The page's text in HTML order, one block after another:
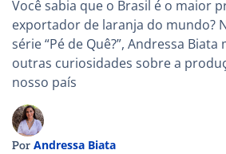
Você sabia que o Brasil é o maior
exportador de laranja do mundo?
série “Pé de Quê?”, Andressa
outras curiosidades sobre a
nosso país
Por Andressa Biata